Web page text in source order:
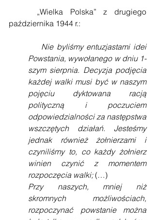
października 1944 r.:
Powstania, wywołanego w dniu 1-
szym sierpnia. Decyzja podjęcia
każdej walki musi być w naszym
pojęciu dyktowana racją
polityczną i poczuciem
odpowiedzialności za następstwa
wszczętych działań. Jesteśmy
jednak również żołnierzami i
czyniliśmy to, co każdy żołnierz
winien czynić z momentem
rozpoczęcia walki; (…)
Przy naszych, mniej niż
skromnych możliwościach,
rozpoczynać powstanie można